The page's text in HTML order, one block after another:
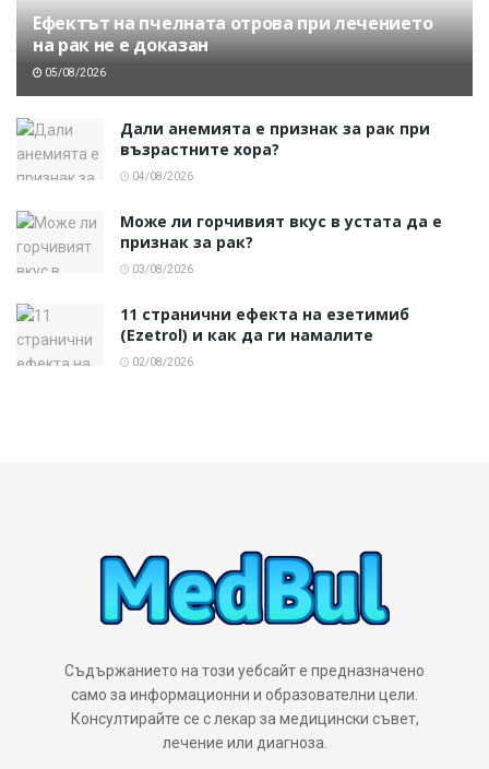
Ефектът на пчелната отрова при лечението
на рак не е доказан
05/08/2026
Дали анемията е признак за рак при
възрастните хора?
04/08/2026
Може ли горчивият вкус в устата да е
признак за рак?
03/08/2026
11 странични ефекта на езетимиб
(Ezetrol) и как да ги намалите
02/08/2026
Съдържанието на този уебсайт е предназначено
само за информационни и образователни цели.
Консултирайте се с лекар за медицински съвет,
лечение или диагноза.